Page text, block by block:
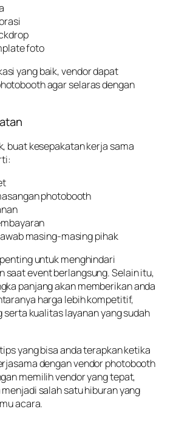
foto
yang baik, vendor dapat
agar selaras dengan
buat kesepakatan kerja sama
photobooth
masing-masing pihak
untuk menghindari
saat event berlangsung. Selain itu,
panjang akan memberikan anda
harga lebih kompetitif,
serta kualitas layanan yang sudah
yang bisa anda terapkan ketika
dengan vendor photobooth
memilih vendor yang tepat,
salah satu hiburan yang
acara.